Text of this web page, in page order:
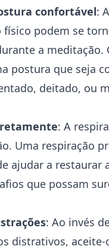
confortável:
podem se
a meditação.
postura que seja
deitado, ou
: A
Uma respiração
ajudar a restaurar
que possam
: Ao invés
distrativos, aceite-